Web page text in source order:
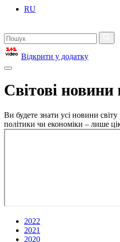
RU
Відкрити у додатку
Світові
Ви будете знати усі новини
політики чи економіки – лише
2022
2021
2020